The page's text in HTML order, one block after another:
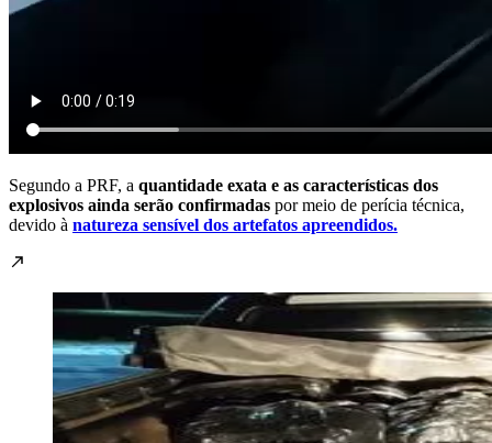
Segundo a PRF, a quantidade exata e as características dos
explosivos ainda serão confirmadas por meio de perícia técnica,
devido à natureza sensível dos artefatos apreendidos.